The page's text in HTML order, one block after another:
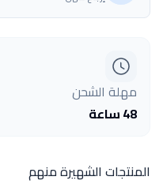
مهلة الشحن
48 ساعة
المنتجات الشهيرة منهم